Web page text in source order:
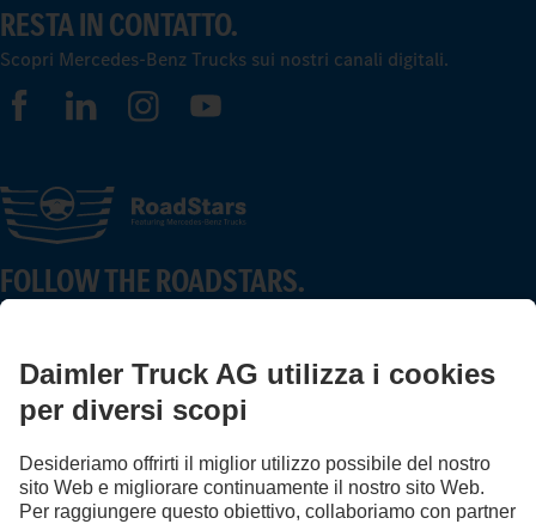
RESTA IN CONTATTO.
Scopri Mercedes-Benz Trucks sui nostri canali digitali.
FOLLOW THE ROADSTARS.
Sali a bordo
LANGUAGE